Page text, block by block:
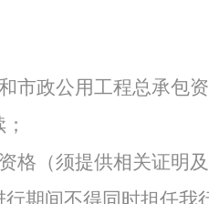
市政公用工程总承包
格（须提供相关证明
期间不得同时担任